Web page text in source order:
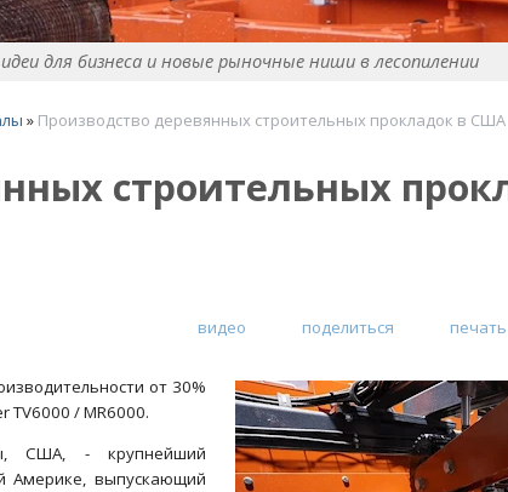
для бизнеса и новые рыночные ниши в лесопилении
» Производство деревянных строительных прокладок в США
строительных
видео поделиться печать
от 30%
TV6000 / MR6000.
США, - крупнейший
Америке, выпускающий